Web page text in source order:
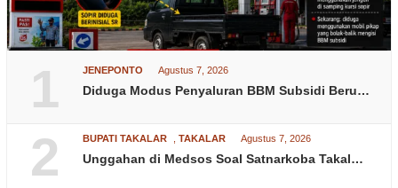
1 JENEPONTO Agustus 7, 2026
Diduga Modus Penyaluran BBM Subsidi Beru…
2 BUPATI TAKALAR TAKALAR Agustus 7, 2026
Unggahan di Medsos Soal Satnarkoba Takal…